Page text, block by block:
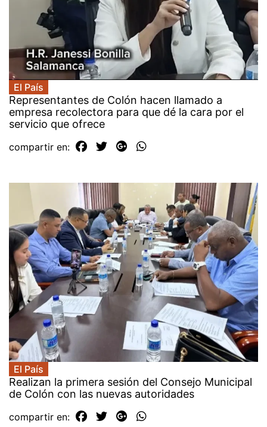
El País
Representantes de Colón hacen llamado a
empresa recolectora para que dé la cara por el
servicio que ofrece
compartir en:
El País
Realizan la primera sesión del Consejo Municipal
de Colón con las nuevas autoridades
compartir en: